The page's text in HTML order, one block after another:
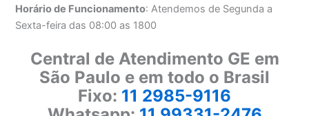
Horário de Funcionamento: Atendemos de Segunda a
Sexta-feira das 08:00 as 1800
Central de Atendimento GE em
São Paulo e em todo o Brasil
Fixo: 11 2985-9116